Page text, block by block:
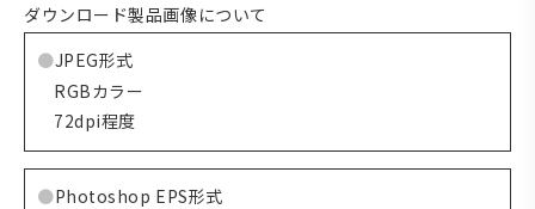
ダウンロード製品画像について
JPEG形式
RGBカラー
72dpi程度
Photoshop EPS形式